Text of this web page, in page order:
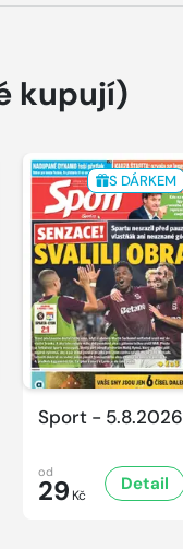
kupují)
S DÁRKEM
Sport - 5.8.2026
od
29 Kč
Detail